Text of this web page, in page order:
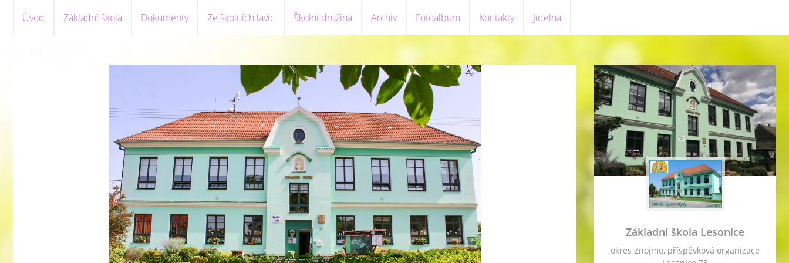
Úvod Základní škola Dokumenty Ze školních lavic Školní družina Archiv Fotoalbum Kontakty Jídelna
Základní škola Lesonice
okres Znojmo, příspěvková organizace